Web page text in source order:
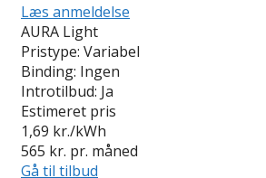
Læs anmeldelse
AURA Light
Pristype: Variabel
Binding: Ingen
Introtilbud: Ja
Estimeret pris
1,69 kr./kWh
565 kr. pr. måned
Gå til tilbud